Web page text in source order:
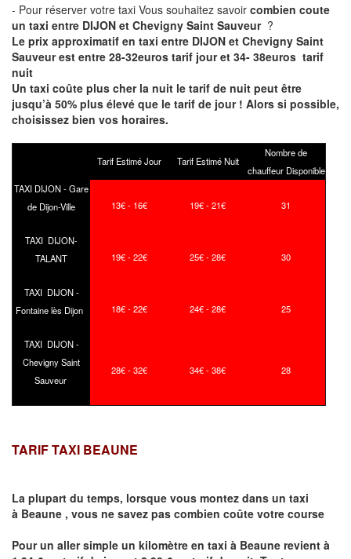
- Pour réserver votre taxi Vous souhaitez savoir combien coute
un taxi entre DIJON et Chevigny Saint Sauveur ?
Le prix approximatif en taxi entre DIJON et Chevigny Saint
Sauveur est entre 28-32euros tarif jour et 34- 38euros tarif
nuit
Un taxi coûte plus cher la nuit le tarif de nuit peut être
jusqu’à 50% plus élevé que le tarif de jour ! Alors si possible,
choisissez bien vos horaires.
Tarif Estimé Jour Tarif Estimé Nuit
Nombre de
chauffeur Disponible
TAXI DIJON - Gare
de Dijon-Ville
13€ - 16€ 19€ - 21€ 31
TAXI DIJON-
TALANT
19€ - 22€ 25€ - 28€ 30
TAXI DIJON -
Fontaine lès Dijon
18€ - 22€ 24€ - 28€ 25
TAXI DIJON -
Chevigny Saint
Sauveur
28€ - 32€ 34€ - 38€ 28
TARIF TAXI BEAUNE
La plupart du temps, lorsque vous montez dans un taxi
à Beaune , vous ne savez pas combien coûte votre course
Pour un aller simple un kilomètre en taxi à Beaune revient à